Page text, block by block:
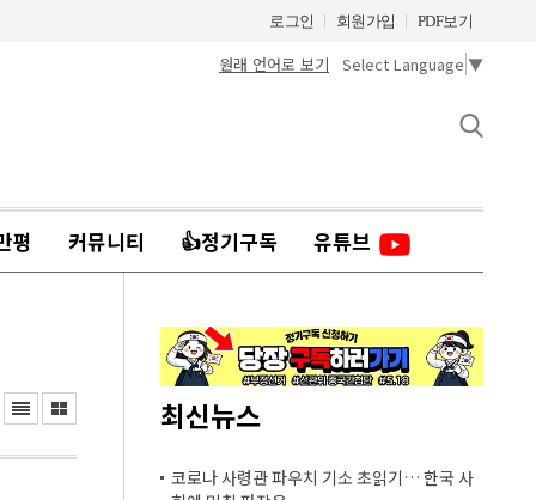
로그인 회원가입 PDF보기
원래 언어로 보기 Select Language ▼
평 커뮤니티 👍정기구독 유튜브
최신뉴스
코로나 사령관 파우치 기소 초읽기… 한국 사